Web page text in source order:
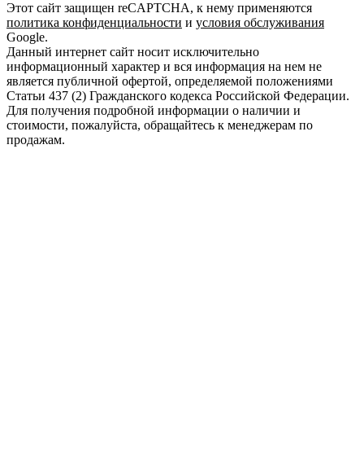
Этот сайт защищен reCAPTCHA, к нему применяются
политика конфиденциальности и условия обслуживания
Google.
Данный интернет сайт носит исключительно
информационный характер и вся информация на нем не
является публичной офертой, определяемой положениями
Статьи 437 (2) Гражданского кодекса Российской Федерации.
Для получения подробной информации о наличии и
стоимости, пожалуйста, обращайтесь к менеджерам по
продажам.